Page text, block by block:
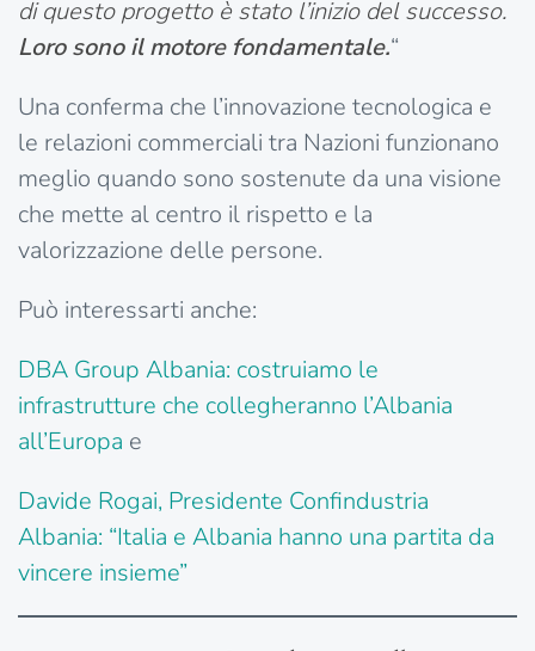
di questo progetto è stato l’inizio del successo.
Loro sono il motore fondamentale.“
Una conferma che l’innovazione tecnologica e
le relazioni commerciali tra Nazioni funzionano
meglio quando sono sostenute da una visione
che mette al centro il rispetto e la
valorizzazione delle persone.
Può interessarti anche:
DBA Group Albania: costruiamo le
infrastrutture che collegheranno l’Albania
all’Europa e
Davide Rogai, Presidente Confindustria
Albania: “Italia e Albania hanno una partita da
vincere insieme”